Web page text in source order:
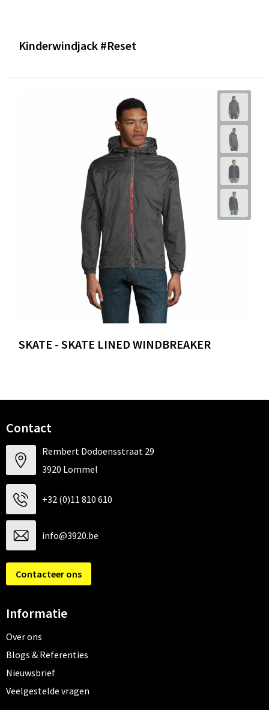
Kinderwindjack #Reset
SKATE - SKATE LINED WINDBREAKER
Contact
Rembert Dodoensstraat 29
3920 Lommel
+32 (0)11 810 610
info@3920.be
Contacteer ons
Informatie
Over ons
Blogs & Referenties
Nieuwsbrief
Veelgestelde vragen